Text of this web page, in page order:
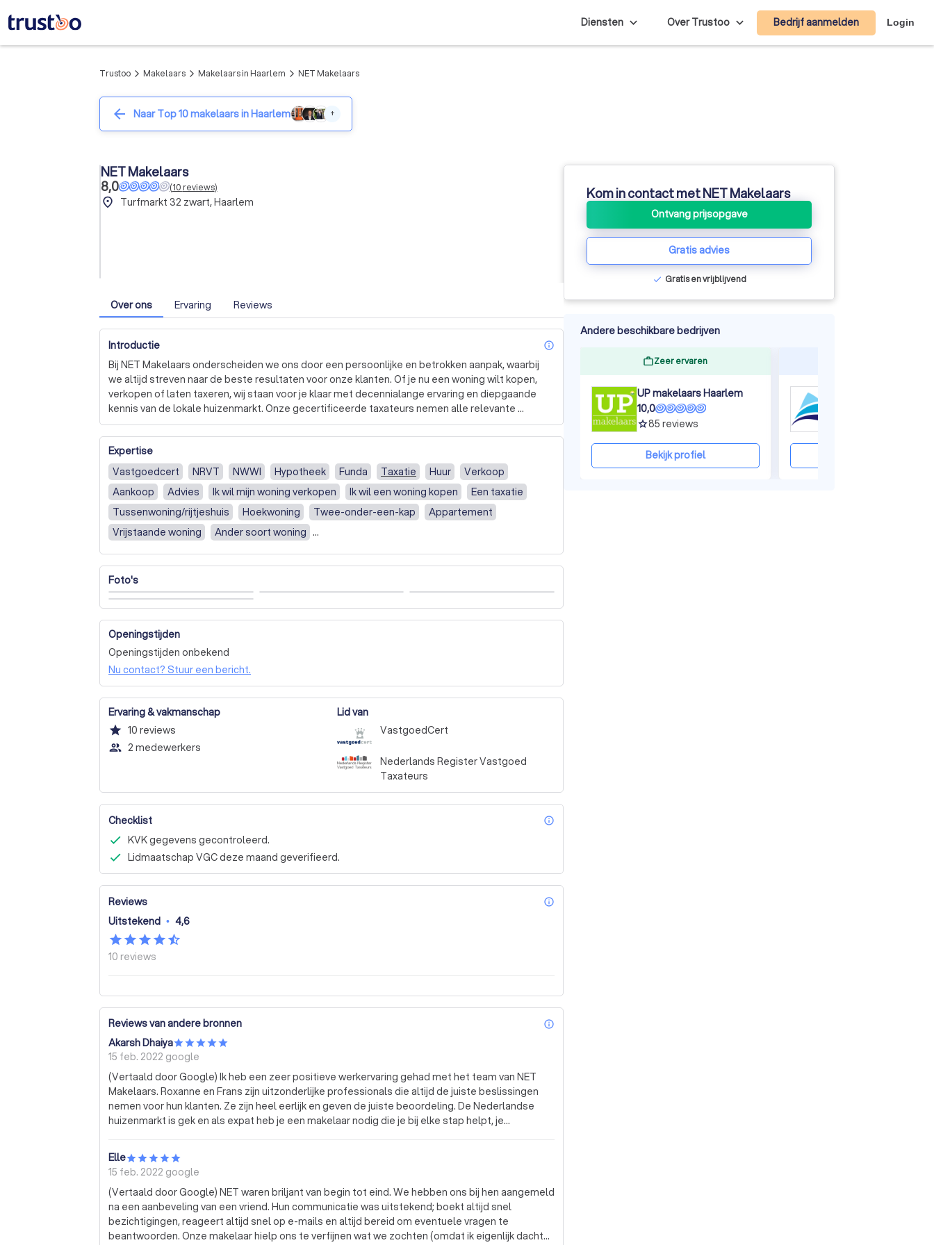
Diensten Over Trustoo Bedrijf aanmelden Login
Trustoo arrow_forward_ios Makelaars arrow_forward_ios Makelaars in Haarlem arrow_forward_ios NET Makelaars
arrow_back Naar Top 10 makelaars in Haarlem +
NET Makelaars
8,0
(10reviews)
place Turfmarkt 32 zwart, Haarlem
Over ons Ervaring Reviews
Introductie info_outline
Bij NET Makelaars onderscheiden we ons door een persoonlijke en betrokken aanpak, waarbij
we altijd streven naar de beste resultaten voor onze klanten. Of je nu een woning wilt kopen,
verkopen of laten taxeren, wij staan voor je klaar met decennialange ervaring en diepgaande
kennis van de lokale huizenmarkt. Onze gecertificeerde taxateurs nemen alle relevante
factoren in overweging om een objectieve waarde te bepalen, zodat je altijd goed
geïnformeerd bent.
We begrijpen dat het aan- en verkopen van een huis een tijdrovend proces kan zijn. Daarom
ontzorgen we je volledig, van de eerste bezichtigingen tot de uiteindelijke overdracht. Met een
sterk lokaal netwerk en een team van deskundige makelaars zorgen we ervoor dat je geen
enkel detail over het hoofd ziet.
Bij NET Makelaars geloven we in transparantie en heldere communicatie. We begeleiden je
stap voor stap en zorgen ervoor dat je je altijd ondersteund voelt. Ben je benieuwd naar wat wij
voor jou kunnen betekenen? Vraag vandaag nog een gratis waardebepaling aan en ontdek de
mogelijkheden!
Expertise
Vastgoedcert
NRVT NWWI Hypotheek Funda Taxatie Huur
Verkoop
Aankoop
Advies Ik wil mijn woning verkopen Ik wil een woning kopen
Een taxatie
Tussenwoning/rijtjeshuis
Hoekwoning Twee-onder-een-kap
Appartement
Vrijstaande woning
Ander soort woning
Begeleiding bij het zoeken en kopen van een koopwoning
Bod uitbrengen op een koopwoning
A valuation
Foto's
Openingstijden
Openingstijden onbekend
Nu contact? Stuur een bericht.
Ervaring & vakmanschap
star 10 reviews
people_outline 2 medewerkers
Lid van
VastgoedCert
Nederlands Register Vastgoed
Taxateurs
Checklist info_outline
KVK gegevens gecontroleerd.
Lidmaatschap VGC deze maand geverifieerd.
Reviews info_outline
Uitstekend • 4,6
10 reviews
Reviews van andere bronnen info_outline
Akarsh Dhaiya
15 feb. 2022 google
(Vertaald door Google) Ik heb een zeer positieve werkervaring gehad met het team van NET
Makelaars. Roxanne en Frans zijn uitzonderlijke professionals die altijd de juiste beslissingen
nemen voor hun klanten. Ze zijn heel eerlijk en geven de juiste beoordeling. De Nederlandse
huizenmarkt is gek en als expat heb je een makelaar nodig die je bij elke stap helpt, je
had an extremely positive working experience with the team at NET Makelaars. Roxanne and
Frans are exceptional professionals who always make the right decisions for their clients. They
are very honest and give the proper assessment. The Dutch housing market is crazy and as an
expat you need a broker who takes your hand at every step, understands your needs, guides
you and protects you. Net Makelaar is exactly that agency. (Vertaald door Google) Ik heb een
zeer positieve werkervaring gehad met het team van NET Makelaars. Roxanne en Frans zijn
uitzonderlijke professionals die altijd de juiste beslissingen nemen voor hun klanten. Ze zijn
Elle
15 feb. 2022 google
(Vertaald door Google) NET waren briljant van begin tot eind. We hebben ons bij hen aangemeld
na een aanbeveling van een vriend. Hun communicatie was uitstekend; boekt altijd snel
bezichtigingen, reageert altijd snel op e-mails en altijd bereid om eventuele vragen te
beantwoorden. Onze makelaar hielp ons te verfijnen wat we zochten (omdat ik eigenlijk dacht
Kom in contact met NET Makelaars
Ontvang prijsopgave
Gratis advies
check Gratis en vrijblijvend
Andere beschikbare bedrijven
Zeer ervaren
UP makelaars Haarlem
10,0
grade85 reviews
Bekijk profiel